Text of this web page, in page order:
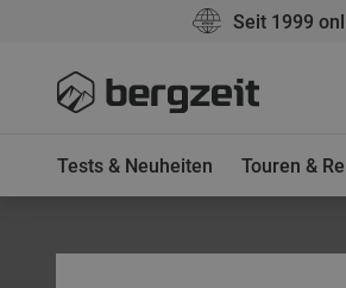
Seit 1999
Tests & Neuheiten Touren &